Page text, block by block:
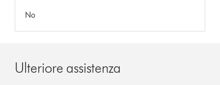
No
Ulteriore assistenza